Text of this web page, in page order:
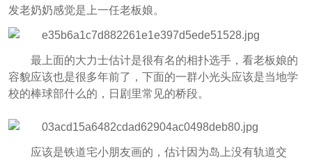
发老奶奶感觉是上一任老板娘。
最上面的大力士估计是很有名的相扑选手，看老板娘的
容貌应该也是很多年前了，下面的一群小光头应该是当地学
校的棒球部什么的，日剧里常见的桥段。
应该是铁道宅小朋友画的，估计因为岛上没有轨道交